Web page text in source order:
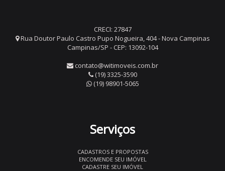
CRECI: 27847
Rua Doutor Paulo Castro Pupo Nogueira, 404 - Nova Campinas
Campinas/SP - CEP: 13092-104
contato@witimoveis.com.br
(19) 3325-3590
(19) 98901-5065
Serviços
CADASTROS E PROPOSTAS
ENCOMENDE SEU IMÓVEL
CADASTRE SEU IMÓVEL